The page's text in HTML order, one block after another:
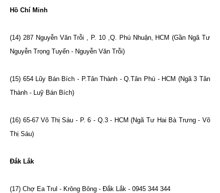
Hồ Chí Minh
(14) 287 Nguyễn Văn Trỗi , P. 10 ,Q. Phú Nhuận, HCM (Gần Ngã Tư
Nguyễn Trọng Tuyển - Nguyễn Văn Trỗi)
(15) 654 Lũy Bán Bích - P.Tân Thành - Q.Tân Phú - HCM (Ngã 3 Tân
Thành - Luỹ Bán Bích)
(16) 65-67 Võ Thị Sáu - P. 6 - Q.3 - HCM (Ngã Tư Hai Bà Trưng - Võ
Thị Sáu)
Đắk Lắk
(17) Chợ Ea Trul - Krông Bông - Đắk Lắk - 0945 344 344